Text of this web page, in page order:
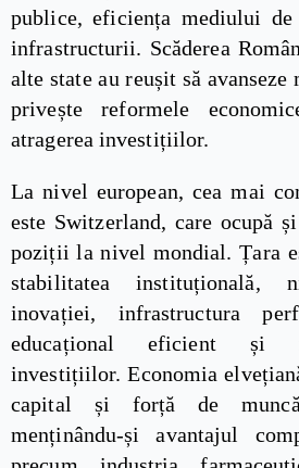
publice, eficiența mediului
infrastructurii. Scăderea
alte state au reușit să
privește reformele
atragerea investițiilor.
La nivel european, cea mai
este Switzerland, care ocupă
poziții la nivel mondial. Țara
stabilitatea
inovației, infrastructura
educațional eficient și
investițiilor. Economia
capital și forță de
menținându-și avantajul